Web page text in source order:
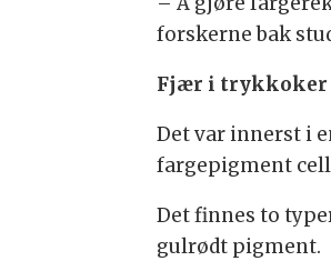
forskerne bak
Fjær i trykkoker
Det var innerst i
fargepigment
Det finnes to
gulrødt pigment.